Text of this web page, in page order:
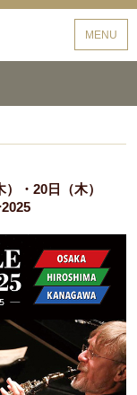
MENU
・20日（木）